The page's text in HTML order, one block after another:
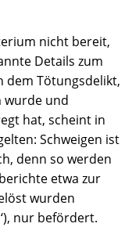
nicht bereit,
Details zum
dem Tötungsdelikt,
wurde und
hat, scheint in
Schweigen ist
denn so werden
etwa zur
wurden
nur befördert.